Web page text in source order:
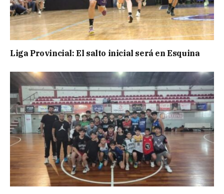
Liga Provincial: El salto inicial será en Esquina